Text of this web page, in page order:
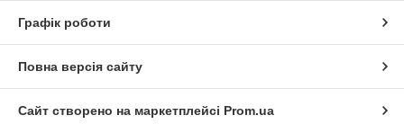
Графік роботи
Повна версія сайту
Сайт створено на маркетплейсі Prom.ua